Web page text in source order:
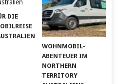
DIE
WOHNMOBIL-
ABENTEUER IM
NORTHERN
TERRITORY